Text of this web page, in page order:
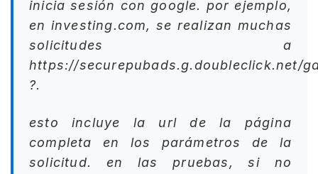
inicia sesión con google. por ejemplo,
en investing.com, se realizan muchas
solicitudes a
https://securepubads.g.doubleclick.net/
?.
esto incluye la url de la página
completa en los parámetros de la
solicitud. en las pruebas, si no